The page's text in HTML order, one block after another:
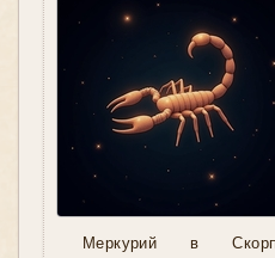
Меркурий в